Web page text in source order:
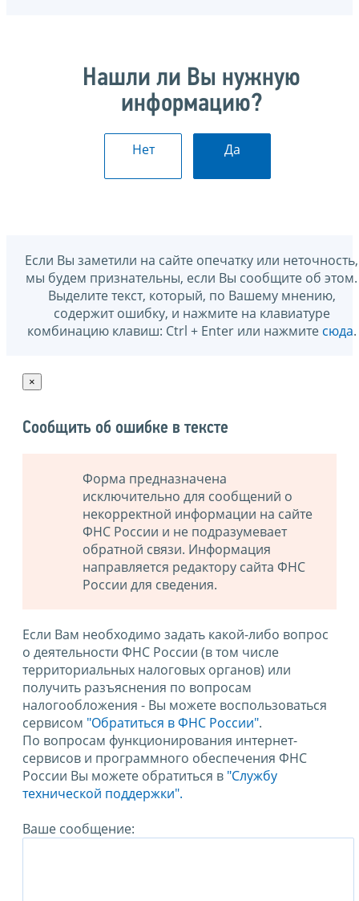
Нашли ли Вы нужную
информацию?
Нет Да
Если Вы заметили на сайте опечатку или неточность,
мы будем признательны, если Вы сообщите об этом.
Выделите текст, который, по Вашему мнению,
содержит ошибку, и нажмите на клавиатуре
комбинацию клавиш: Ctrl + Enter или нажмите сюда.
×
Сообщить об ошибке в тексте
Форма предназначена
исключительно для сообщений о
некорректной информации на сайте
ФНС России и не подразумевает
обратной связи. Информация
направляется редактору сайта ФНС
России для сведения.
Если Вам необходимо задать какой-либо вопрос
о деятельности ФНС России (в том числе
территориальных налоговых органов) или
получить разъяснения по вопросам
налогообложения - Вы можете воспользоваться
сервисом "Обратиться в ФНС России".
По вопросам функционирования интернет-
сервисов и программного обеспечения ФНС
России Вы можете обратиться в "Службу
технической поддержки".
Ваше сообщение: